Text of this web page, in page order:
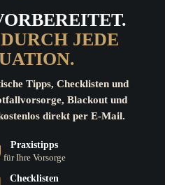
JEDE
Tipps, Checklisten und
Blackout und
direkt per E-Mail.
Praxistipps
für Ihre Vorsorge
Checklisten